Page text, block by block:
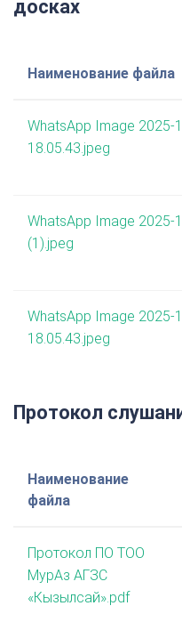
досках
Наименование файла
WhatsApp Image 2025-
18.05.43.jpeg
WhatsApp Image 2025-
(1).jpeg
WhatsApp Image 2025-
18.05.43.jpeg
Протокол
Наименование
файла
Протокол ПО ТОО
МурАз АГЗС
«Кызылсай».pdf